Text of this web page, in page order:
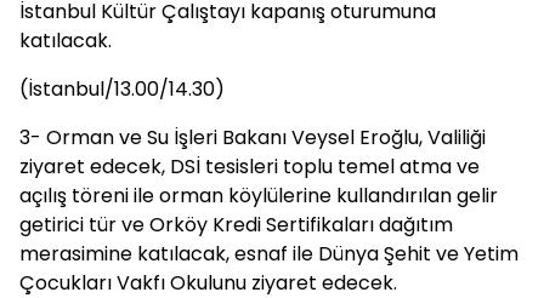
İstanbul Kültür Çalıştayı kapanış oturumuna
katılacak.
(İstanbul/13.00/14.30)
3- Orman ve Su İşleri Bakanı Veysel Eroğlu, Valiliği
ziyaret edecek, DSİ tesisleri toplu temel atma ve
açılış töreni ile orman köylülerine kullandırılan gelir
getirici tür ve Orköy Kredi Sertifikaları dağıtım
merasimine katılacak, esnaf ile Dünya Şehit ve Yetim
Çocukları Vakfı Okulunu ziyaret edecek.